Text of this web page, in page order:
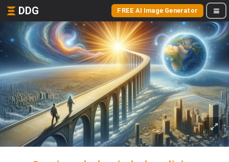
DDG FREE AI Image Generator